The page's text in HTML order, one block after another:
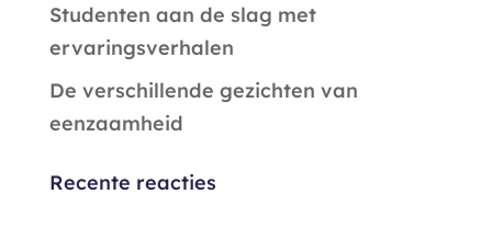
Studenten aan de slag met
ervaringsverhalen
De verschillende gezichten van
eenzaamheid
Recente reacties